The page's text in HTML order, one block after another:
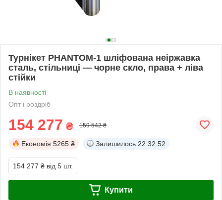
Турнікет PHANTOM-1 шліфована неіржавка
сталь, стільниці — чорне скло, права + ліва
стійки
В наявності
Опт і роздріб
154 277 ₴ 159 542 ₴
Економія 5265 ₴ Залишилось 22:32:51
154 277 ₴ від 5 шт.
Купити